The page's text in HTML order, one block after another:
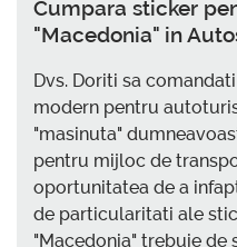
Cumpara sticker
"Macedonia" in
Dvs. Doriti sa
modern pentru
"masinuta"
pentru mijloc de
oportunitatea de a
de particularitati ale
"Macedonia" trebuie de